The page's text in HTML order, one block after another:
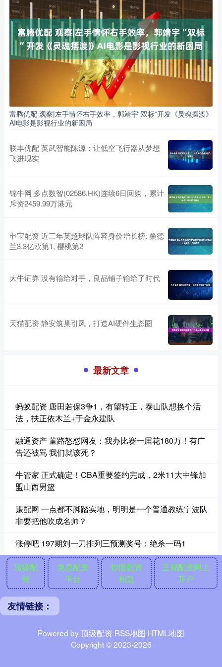
富腾优配 观察|左手情怀右手效率，郭靖宇“双标”开发《灵魂摆渡》
AI电影是影视行业的新困局
联丰优配 英武智能陈源：让低空飞行器从梦想
飞进现实
锦牛网 多点数智(02586.HK)连续6日回购，累计
斥资2459.99万港元
申宝配资 近三年英超球队阵容身价增长榜: 桑德
兰3.3亿欧第1, 樱桃第2
大牛证券 没有输给对手，良品铺子输给了时代
天猫配资 静安筑巢引凤，打造AI硬件生态圈
最新文章
蚂蚁配资 唐田若保3争1，有望转正，泰山队想换个活
法，扶正依木兰+于金永建队
融通资产 董路怒怼网友：我办比赛一届花180万！有广
告还被骂 我们就该死？
牛管家 正式确定！CBA重要签约完成，2米11大中锋加
盟山西男篮
赚配网 一点都不脚踏实地，明明是一个普通教练宁波队
非要把他吹成名帅？
涨停吧 197期刘一刀排列三预测奖号：绝杀一码1
顶级配
资
免息配资
平台
炒股配资
利息
正规配资网上
开户
友情链接：
Powered by 顶级配资 RSS地图 HTML地图
Copyright© 2023-2026